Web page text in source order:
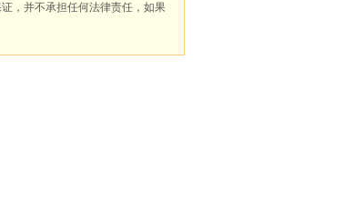
，并不承担任何法律责任，如果